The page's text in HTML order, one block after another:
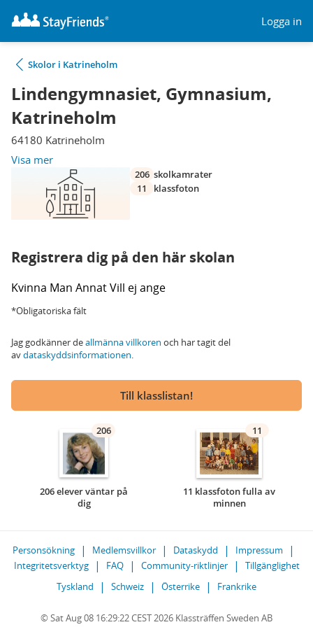
Logga in
Skolor i Katrineholm
Lindengymnasiet, Gymnasium,
Katrineholm
64180 Katrineholm
Visa mer
206 skolkamrater
11
klassfoton
Registrera dig på den här skolan
Kvinna Man AnnatVill ej ange
*Obligatoriska fält
Jag godkänner deallmänna villkoren och har tagit del
avdataskyddsinformationen.
Till klasslistan!
206
206 elever väntar på
dig
11
11 klassfoton fulla av
minnen
Personsökning Medlemsvillkor Dataskydd
Impressum
Integritetsverktyg
FAQ Community-riktlinjer
Tillgänglighet
Tyskland
Schweiz Österrike Frankrike
© Sat Aug 08 16:29:22 CEST 2026 Klassträffen Sweden AB